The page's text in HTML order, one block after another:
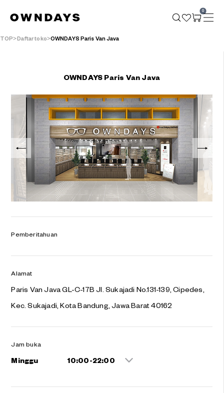
0
TOP Daftar toko OWNDAYS Paris Van Java
OWNDAYS Paris Van Java
Pemberitahuan
Alamat
Paris Van Java GL-C-17B Jl. Sukajadi No.131-139, Cipedes,
Kec. Sukajadi, Kota Bandung, Jawa Barat 40162
Jam buka
Minggu 10:00-22:00